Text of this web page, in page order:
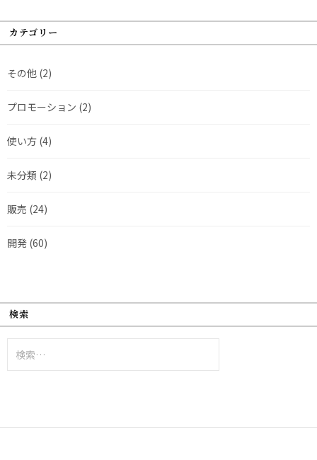
カテゴリー
その他 (2)
プロモーション (2)
使い方 (4)
未分類 (2)
販売 (24)
開発 (60)
検索
索: